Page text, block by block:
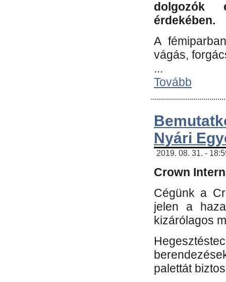
dolgozók
érdekében.
A
vágás,
...
Tovább
Nyári
2019. 08. 31. -
Crown
Cégünk a
jelen a
kizárólagos
palettát